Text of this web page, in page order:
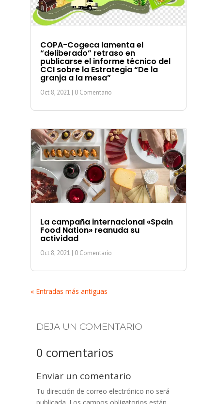
COPA-Cogeca lamenta el
“deliberado” retraso en
publicarse el informe técnico del
CCI sobre la Estrategia “De la
granja a la mesa”
Oct 8, 2021 | 0 Comentario
La campaña internacional «Spain
Food Nation» reanuda su
actividad
Oct 8, 2021 | 0 Comentario
« Entradas más antiguas
DEJA UN COMENTARIO
0 comentarios
Enviar un comentario
Tu dirección de correo electrónico no será
publicada. Los campos obligatorios están